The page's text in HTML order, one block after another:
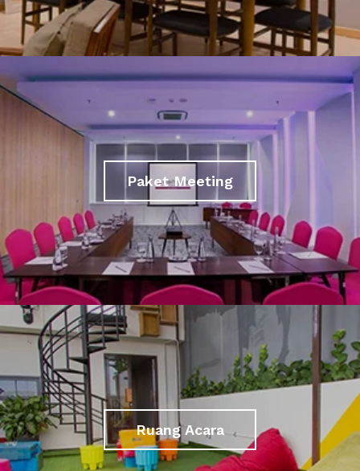
Paket Meeting
Ruang Acara